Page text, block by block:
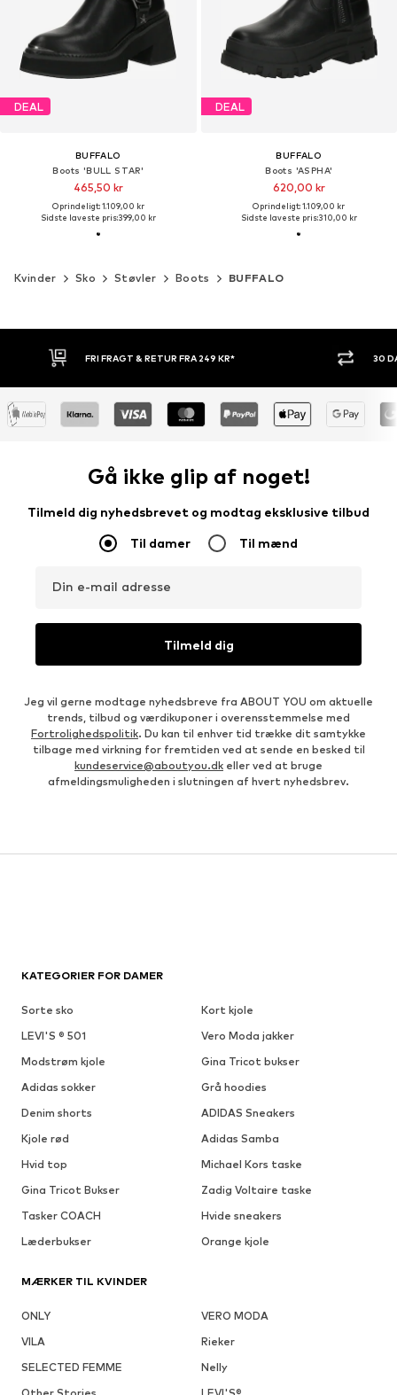
DEAL
BUFFALO
Boots 'BULL STAR'
465,50 kr
Oprindeligt: 1.109,00 kr
Sidste laveste pris:399,00 kr
DEAL
BUFFALO
Boots 'ASPHA'
620,00 kr
Oprindeligt: 1.109,00 kr
Sidste laveste pris:310,00 kr
Kvinder Sko Støvler Boots BUFFALO
30 DAGES RETURRET KØB
Gå ikke glip af noget!
Tilmeld dig nyhedsbrevet og modtag eksklusive tilbud
Til damer Til mænd
Din e-mail adresse
Tilmeld dig
Jeg vil gerne modtage nyhedsbreve fra ABOUT YOU om aktuelle
trends, tilbud og værdikuponer i overensstemmelse med
Fortrolighedspolitik. Du kan til enhver tid trække dit samtykke
tilbage med virkning for fremtiden ved at sende en besked til
kundeservice@aboutyou.dk eller ved at bruge
afmeldingsmuligheden i slutningen af hvert nyhedsbrev.
KATEGORIER FOR DAMER
Sorte sko
Kort kjole
LEVI'S ® 501
Vero Moda jakker
Modstrøm kjole
Gina Tricot bukser
Adidas sokker
Grå hoodies
Denim shorts
ADIDAS Sneakers
Kjole rød
Adidas Samba
Hvid top
Michael Kors taske
Gina Tricot Bukser
Zadig Voltaire taske
Tasker COACH
Hvide sneakers
Læderbukser
Orange kjole
MÆRKER TIL KVINDER
ONLY
VERO MODA
VILA
Rieker
SELECTED FEMME
Nelly